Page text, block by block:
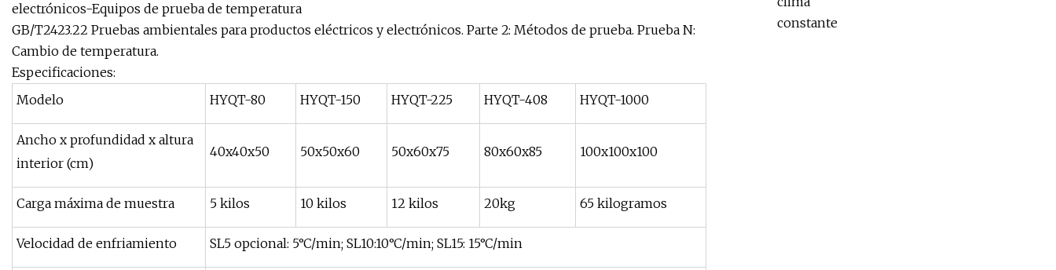
electrónicos-Equipos de prueba de temperatura
GB/T2423.22 Pruebas ambientales para productos eléctricos y electrónicos. Parte 2: Métodos de prueba. Prueba N:
Cambio de temperatura.
Especificaciones:
Modelo
HYQT-80 HYQT-150 HYQT-225 HYQT-408 HYQT-1000
Ancho x profundidad x altura
interior (cm)
40x40x50 50x50x60 50x60x75 80x60x85 100x100x100
Carga máxima de muestra 5 kilos 10 kilos 12 kilos 20kg 65 kilogramos
Velocidad de enfriamiento SL5 opcional: 5°C/min; SL10:10°C/min; SL15: 15°C/min